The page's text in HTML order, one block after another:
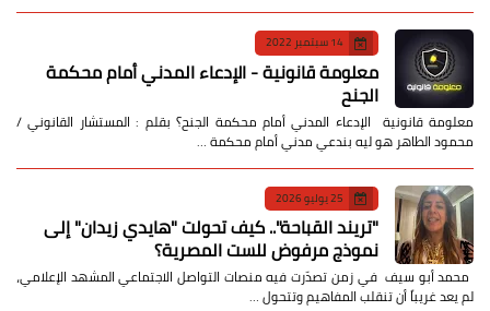
14 سبتمبر 2022
معلومة قانونية - الإدعاء المدني أمام محكمة
الجنح
معلومة قانونية الإدعاء المدني أمام محكمة الجنح؟ بقلم : المستشار القانوني /
محمود الطاهر هو ليه بندعي مدني أمام محكمة …
25 يوليو 2026
​"تريند القباحة".. كيف تحولت "هايدي زيدان" إلى
نموذج مرفوض للست المصرية؟
​ محمد أبو سيف ​في زمن تصدّرت فيه منصات التواصل الاجتماعي المشهد الإعلامي،
لم يعد غريباً أن تنقلب المفاهيم وتتحول …